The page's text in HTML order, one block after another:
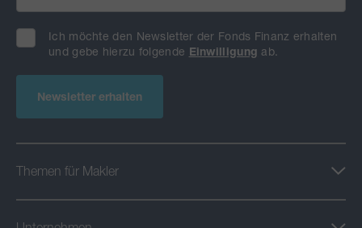
Themen für Makler
Ich möchte den Newsletter der Fonds Finanz erhalten
und gebe hierzu folgende Einwilligung ab.
Newsletter erhalten